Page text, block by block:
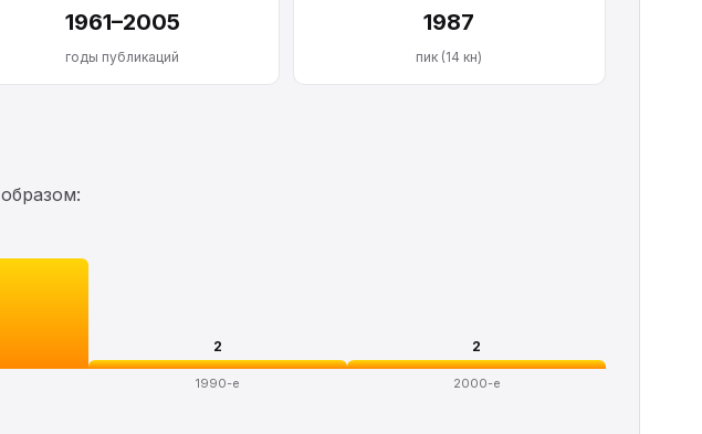
1961–2005
годы публикаций
1987
пик (14 кн)
2
1990-е
2
2000-е